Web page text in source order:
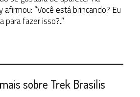
afirmou: “Você está brincando? Eu
para fazer isso?..”
sobre Trek Brasilis